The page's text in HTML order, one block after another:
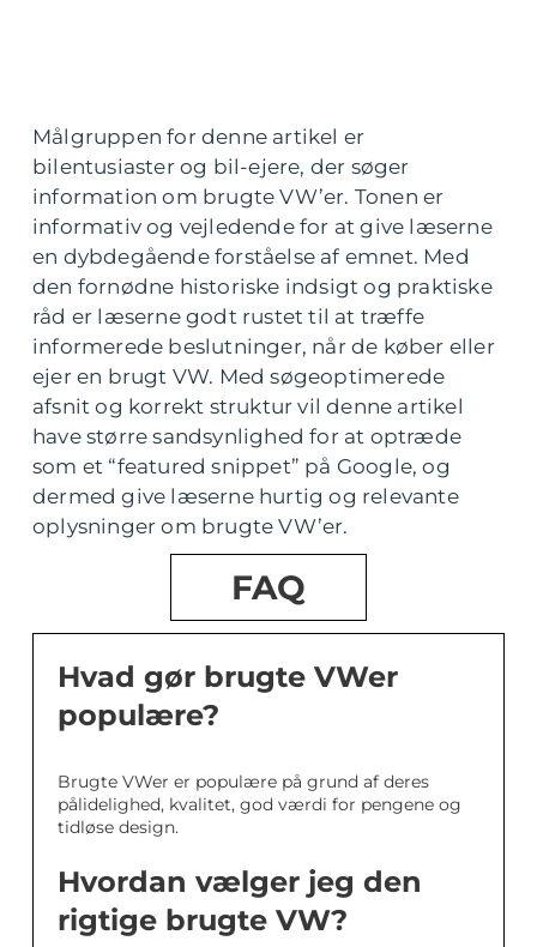
Målgruppen for denne artikel er
bilentusiaster og bil-ejere, der søger
information om brugte VW’er. Tonen er
informativ og vejledende for at give læserne
en dybdegående forståelse af emnet. Med
den fornødne historiske indsigt og praktiske
råd er læserne godt rustet til at træffe
informerede beslutninger, når de køber eller
ejer en brugt VW. Med søgeoptimerede
afsnit og korrekt struktur vil denne artikel
have større sandsynlighed for at optræde
som et “featured snippet” på Google, og
dermed give læserne hurtig og relevante
oplysninger om brugte VW’er.
FAQ
Hvad gør brugte VWer
populære?
Brugte VWer er populære på grund af deres
pålidelighed, kvalitet, god værdi for pengene og
tidløse design.
Hvordan vælger jeg den
rigtige brugte VW?